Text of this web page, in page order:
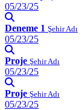
05/23/25
Deneme 1 Şehir Adı
05/23/25
Proje Şehir Adı
05/23/25
Proje Şehir Adı
05/23/25